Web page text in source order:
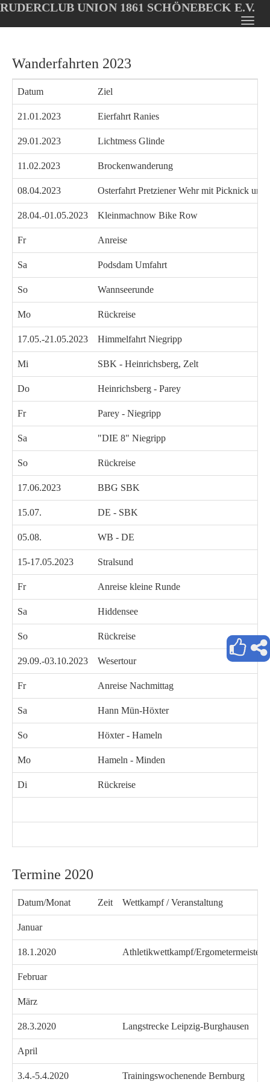
Oops, an error occurred! Code: 202608070624048139d526
main
content
RUDERCLUB UNION 1861 SCHÖNEBECK E.V.
Wanderfahrten 2023
Datum Ziel
21.01.2023 Eierfahrt Ranies
29.01.2023 Lichtmess Glinde
11.02.2023 Brockenwanderung
08.04.2023 Osterfahrt Pretziener Wehr mit Picknick und
28.04.-01.05.2023 Kleinmachnow Bike Row
Fr Anreise
Sa Podsdam Umfahrt
So Wannseerunde
Mo Rückreise
17.05.-21.05.2023 Himmelfahrt Niegripp
Mi SBK - Heinrichsberg, Zelt
Do Heinrichsberg - Parey
Fr Parey - Niegripp
Sa "DIE 8" Niegripp
So Rückreise
17.06.2023 BBG SBK
15.07. DE - SBK
05.08. WB - DE
15-17.05.2023 Stralsund
Fr Anreise kleine Runde
Sa Hiddensee
So Rückreise
29.09.-03.10.2023 Wesertour
Fr Anreise Nachmittag
Sa Hann Mün-Höxter
So Höxter - Hameln
Mo Hameln - Minden
Di Rückreise
Termine 2020
Datum/Monat Zeit Wettkampf / Veranstaltung
Januar
18.1.2020 Athletikwettkampf/
Februar
März
28.3.2020 Langstrecke Leipzig-Burghausen
April
3.4.-5.4.2020 Trainingswochenende Bernburg